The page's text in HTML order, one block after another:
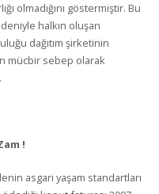
olmadığını göstermiştir. Bu
halkın oluşan
dağıtım şirketinin
mücbir sebep olarak
!
asgari yaşam standartları